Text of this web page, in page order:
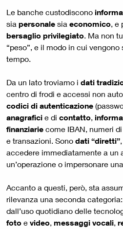
Le banche custodiscono
sia personale sia economico, e
bersaglio privilegiato. Ma non
“peso”, e il modo in cui
tempo.
Da un lato troviamo i dati
centro di frodi e accessi non
codici di autenticazione
anagrafici e di contatto,
finanziarie come IBAN, numeri
e transazioni. Sono dati “diretti”
accedere immediatamente a un
un’operazione o impersonare
Accanto a questi, però, sta
rilevanza una seconda categoria:
dall’uso quotidiano delle
foto e video, messaggi vocali,